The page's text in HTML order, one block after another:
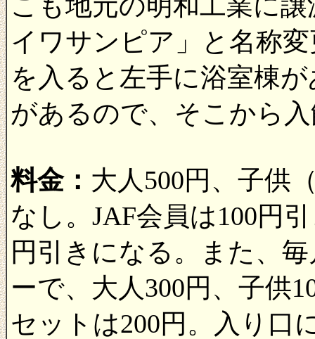
イワサンピア」と名称
を入ると左手に浴室棟
があるので、そこから
料金： 大人500円、子供
なし。JAF会員は100円
円引きになる。また、
ーで、大人300円、子供
セットは200円。入り口